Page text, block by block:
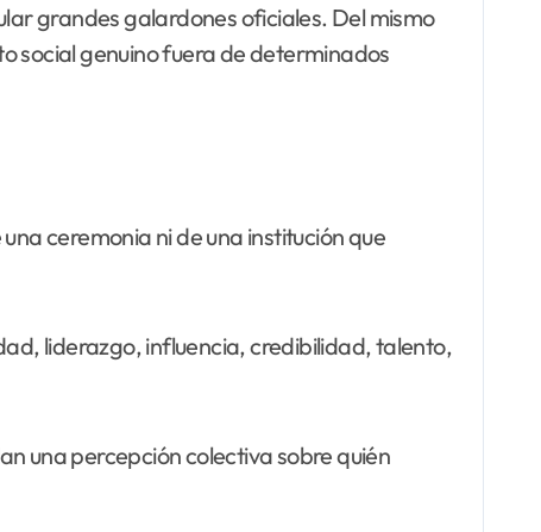
grandes galardones oficiales. Del mismo
social genuino fuera de determinados
ceremonia ni de una institución que
liderazgo, influencia, credibilidad, talento,
una percepción colectiva sobre quién